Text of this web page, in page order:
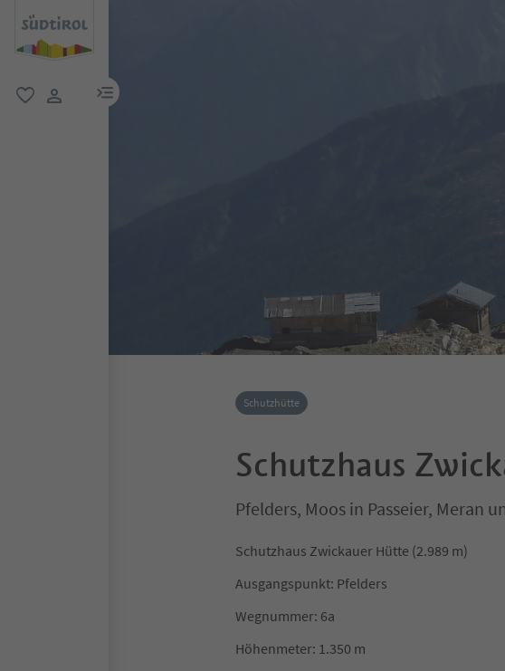
menu link
Schutzhütte
Schutzhaus
Pfelders, Moos in Passeier, Meran
Schutzhaus Zwickauer Hütte (2.989 m)
Ausgangspunkt: Pfelders
Wegnummer: 6a
Höhenmeter: 1.350 m